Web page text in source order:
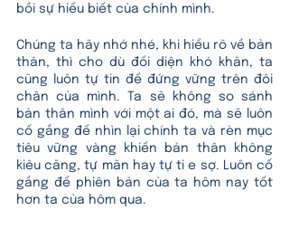
bồi sự hiểu biết của chính mình.
Chúng ta hãy nhớ nhé, khi hiểu rõ về bản
thân, thì cho dù đối diện khó khăn, ta
cũng luôn tự tin để đứng vững trên đôi
chân của mình. Ta sẽ không so sánh
bản thân mình với một ai đó, mà sẽ luôn
cố gắng để nhìn lại chính ta và rèn mục
tiêu vững vàng khiến bản thân không
kiêu căng, tự mãn hay tự ti e sợ. Luôn cố
gắng để phiên bản của ta hôm nay tốt
hơn ta của hôm qua.